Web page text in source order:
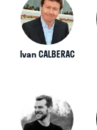
Ivan CALBERAC